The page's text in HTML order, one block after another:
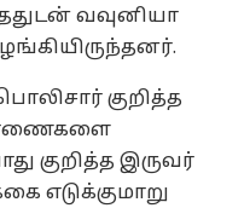
வவுனியா
குறித்த
குறித்த இருவர்
எடுக்குமாறு